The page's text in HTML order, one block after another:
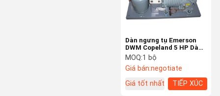
Dàn ngưng tụ Emerson
DWM Copeland 5 HP Dàn
lạnh làm mát bằng không
khí
MOQ:1 bộ
Giá bán:negotiate
Giá tốt nhất
TIẾP XÚC